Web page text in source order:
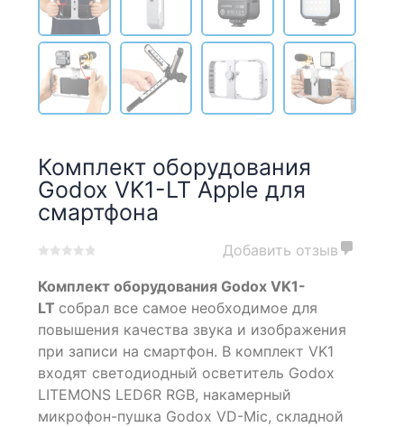
Комплект оборудования
Godox VK1-LT Apple для
смартфона
out
of
on
customer
ratings
Добавить отзыв
Комплект оборудования Godox VK1-
LT собрал все самое необходимое для
повышения качества звука и изображения
при записи на смартфон. В комплект VK1
входят светодиодный осветитель Godox
LITEMONS LED6R RGB, накамерный
микрофон-пушка Godox VD-Mic, складной